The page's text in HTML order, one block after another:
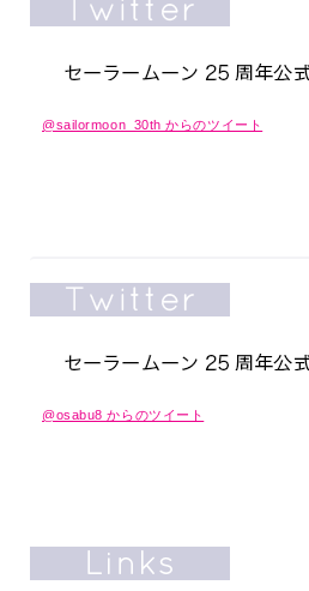
@sailormoon_30th からのツイート
@osabu8 からのツイート